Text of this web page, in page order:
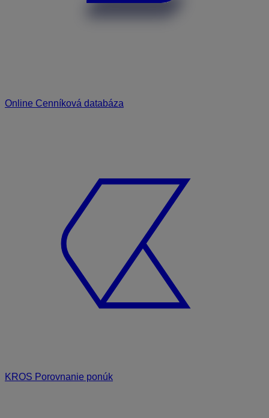
Online Cenníková databáza
KROS Porovnanie ponúk